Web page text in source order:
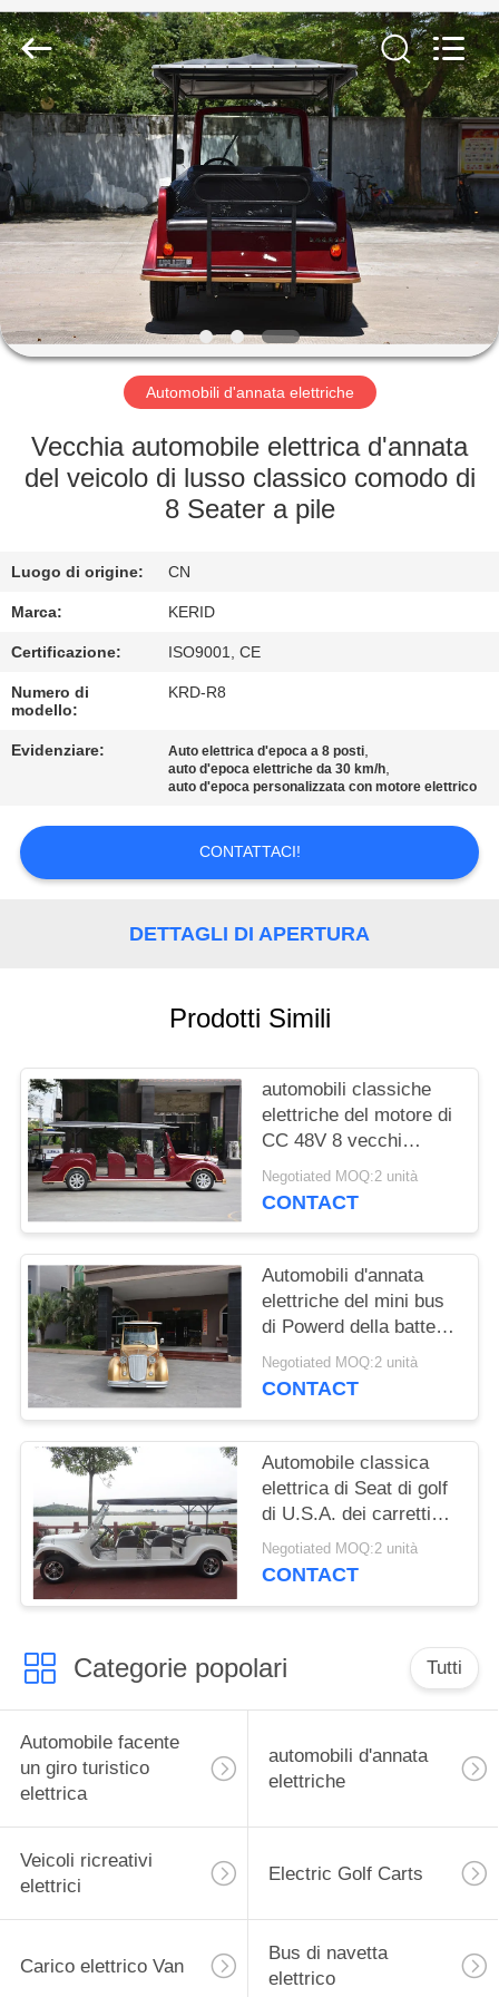
CASA.
PRODOTTI
VIDEO
SU
DI
VISITA
CONTROLLO
DELLA
QUALITÀ
CONTATTACI
NOTIZIE
DEL
SITO
POLITICA
SULLA
PRIVACY
Co,Ltd.
All
Rights
Reserved.
Developed
by
ECER
Automobili d'annata elettriche
Vecchia automobile elettrica d'annata
del veicolo di lusso classico comodo di
8 Seater a pile
Luogo di origine: CN
Marca: KERID
Certificazione: ISO9001, CE
Numero di
modello:
KRD-R8
Evidenziare: Auto elettrica d'epoca a 8 posti,
auto d'epoca elettriche da 30 km/h,
auto d'epoca personalizzata con motore elettrico
CONTATTACI!
DETTAGLI DI APERTURA
Prodotti Simili
automobili classiche
elettriche del motore di
CC 48V 8 vecchi
carretti di golf della
persona per la
Negotiated MOQ:2 unità
CONTACT
Automobili d'annata
elettriche del mini bus
di Powerd della batteria
con il sistema di CA
72V, direzione sinistra
Negotiated MOQ:2 unità
CONTACT
Automobile classica
elettrica di Seat di golf
di U.S.A. dei carretti
48V del motore
classico popolare 8 di
Negotiated MOQ:2 unità
CONTACT
Categorie popolari Tutti
Automobile facente
un giro turistico
elettrica
automobili d'annata
elettriche
Veicoli ricreativi
elettrici
Electric Golf Carts
Carico elettrico Van
Bus di navetta
elettrico